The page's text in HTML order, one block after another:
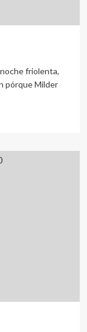
friolenta,
pórque Milder